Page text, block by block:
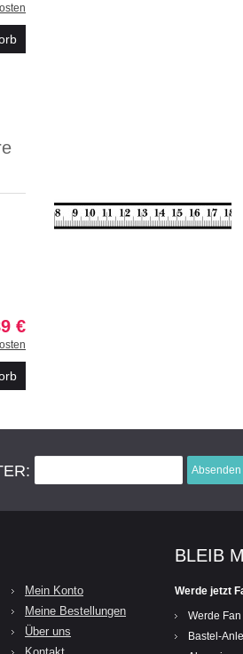
€
Absenden
Mein Konto
Meine Bestellungen
Über uns
BLEIB
Werde jetzt
Werde
Bastel-